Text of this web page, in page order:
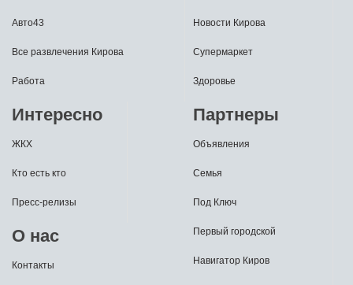
Авто43
Все развлечения Кирова
Работа
Новости Кирова
Супермаркет
Здоровье
Интересно
ЖКХ
Кто есть кто
Пресс-релизы
О нас
Контакты
Партнеры
Объявления
Семья
Под Ключ
Первый городской
Навигатор Киров